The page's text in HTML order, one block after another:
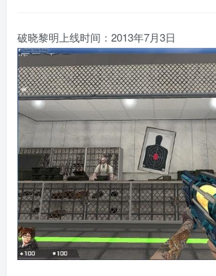
破晓黎明上线时间：2013年7月3日